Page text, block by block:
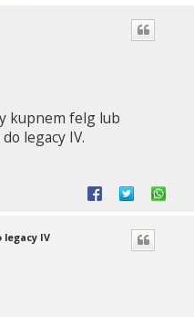
kupnem felg lub
legacy IV.
legacy IV